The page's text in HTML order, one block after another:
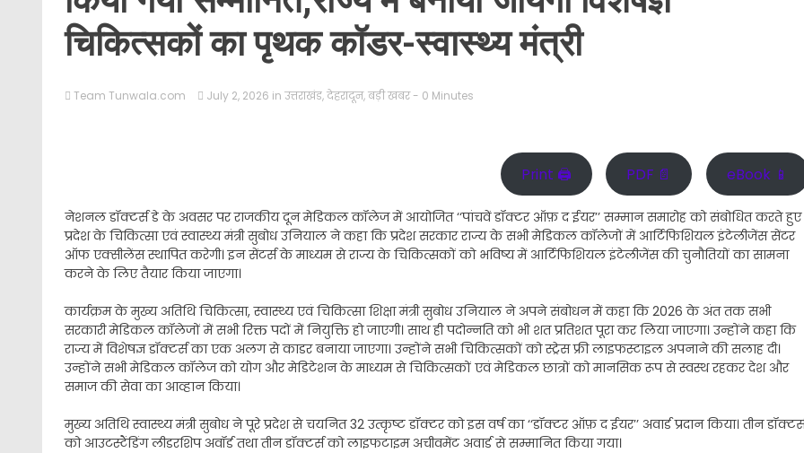
चिकित्सकों का पृथक कॉडर-स्वास्थ्य मंत्री
Team Tunwala.com July 2, 2026 in उत्तराखंड,देहरादून,बड़ी खबर - 0 Minutes
Print 🖨 PDF 📄 eBook 📱
नेशनल डॉक्टर्स डे के अवसर पर राजकीय दून मेडिकल कॉलेज में आयोजित ‘‘पांचवें डॉक्टर ऑफ़ द ईयर’’ सम्मान समारोह को संबोधित करते हुए
प्रदेश के चिकित्सा एवं स्वास्थ्य मंत्री सुबोध उनियाल ने कहा कि प्रदेश सरकार राज्य के सभी मेडिकल कॉलेजों में आर्टिफिशियल इंटेलीजेंस सेंटर
ऑफ एक्सीलेंस स्थापित करेगी। इन सेंटर्स के माध्यम से राज्य के चिकित्सकों को भविष्य में आर्टिफिशियल इंटेलीजेंस की चुनौतियों का सामना
करने के लिए तैयार किया जाएगा।
कार्यक्रम के मुख्य अतिथि चिकित्सा, स्वास्थ्य एवं चिकित्सा शिक्षा मंत्री सुबोध उनियाल ने अपने संबोधन में कहा कि 2026 के अंत तक सभी
सरकारी मेडिकल कॉलेजों में सभी रिक्त पदों में नियुक्ति हो जाएगी। साथ ही पदोन्नति को भी शत प्रतिशत पूरा कर लिया जाएगा। उन्होंने कहा कि
राज्य में विशेषज्ञ डॉक्टर्स का एक अलग से काडर बनाया जाएगा। उन्होंने सभी चिकित्सकों को स्ट्रेस फ्री लाइफस्टाइल अपनाने की सलाह दी।
उन्होंने सभी मेडिकल कॉलेज को योग और मेडिटेशन के माध्यम से चिकित्सकों एवं मेडिकल छात्रों को मानसिक रूप से स्वस्थ रहकर देश और
समाज की सेवा का आव्हान किया।
मुख्य अतिथि स्वास्थ्य मंत्री सुबोध ने पूरे प्रदेश से चयनित 32 उत्कृष्ट डॉक्टर को इस वर्ष का ‘‘डॉक्टर ऑफ़ द ईयर’’ अवार्ड प्रदान किया। तीन
को आउटस्टैंडिंग लीडरशिप अवॉर्ड तथा तीन डॉक्टर्स को लाइफटाइम अचीवमेंट अवार्ड से सम्मानित किया गया।